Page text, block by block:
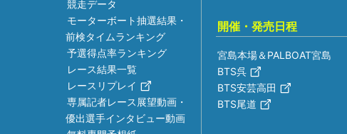
競走データ
モーターボート抽選結果・
前検タイムランキング
予選得点率ランキング
レース結果一覧
レースリプレイ
専属記者レース展望動画・
優出選手インタビュー動画
開催・発売日程
宮島本場＆PALBOAT宮島
BTS呉
BTS安芸高田
BTS尾道